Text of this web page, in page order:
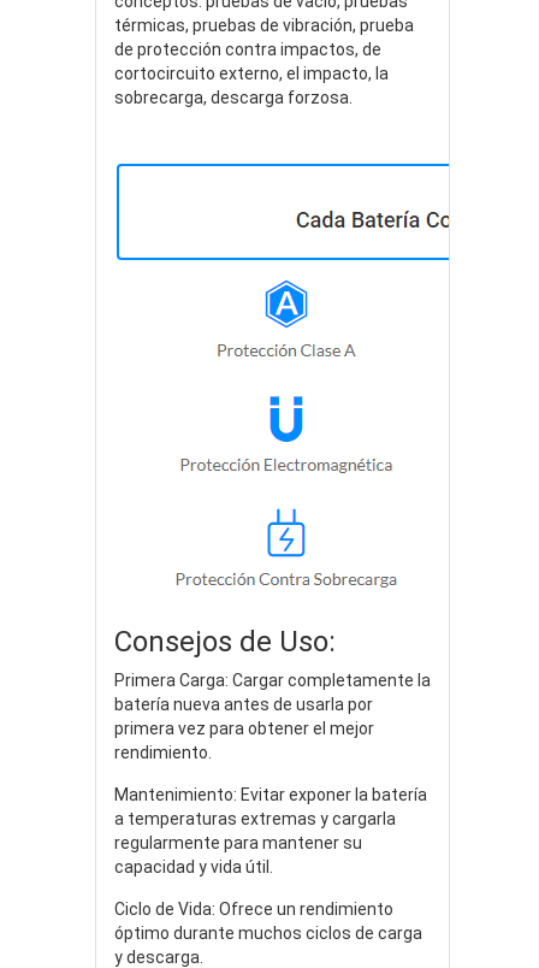
térmicas, pruebas de vibración, prueba
de protección contra impactos, de
cortocircuito externo, el impacto, la
sobrecarga, descarga forzosa.
Consejos de Uso:
Primera Carga: Cargar completamente la
batería nueva antes de usarla por
primera vez para obtener el mejor
rendimiento.
Mantenimiento: Evitar exponer la batería
a temperaturas extremas y cargarla
regularmente para mantener su
capacidad y vida útil.
Ciclo de Vida: Ofrece un rendimiento
óptimo durante muchos ciclos de carga
y descarga.